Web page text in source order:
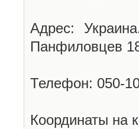
Адрес:
Панфиловцев
Телефон: 050-
Координаты на